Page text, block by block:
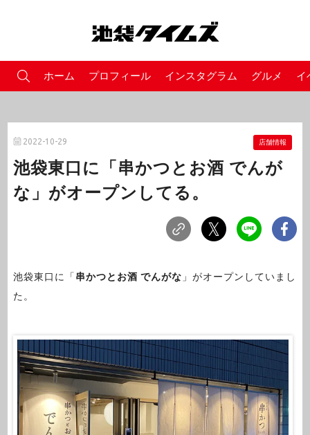
ホーム プロフィール インスタグラム グルメ イ
2022-10-29 店舗情報
池袋東口に「串かつとお酒 でんが
な」がオープンしてる。
池袋東口に「 串かつとお酒 でんがな 」がオープンしていまし
た。